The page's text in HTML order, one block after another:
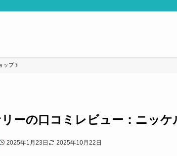
ップ
ーの口コミレビュー：ニッケ
2025年1月23日 2025年10月22日